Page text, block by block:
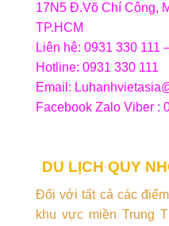
17N5 Đ.Võ Chí Công,
TP.HCM
Liên hệ: 0931 330 111
Hotline: 0931 330 111
Email:
Facebook Zalo Viber :
DU LỊCH QUY
Đối với tất cả các
khu vực miền Trung